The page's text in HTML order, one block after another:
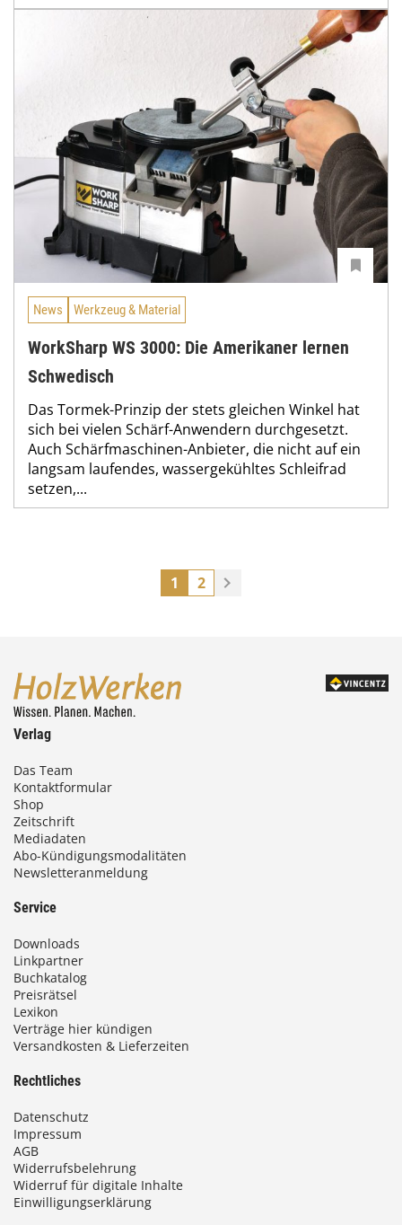
News Werkzeug & Material
WorkSharp WS 3000: Die Amerikaner lernen
Schwedisch
Das Tormek-Prinzip der stets gleichen Winkel hat
sich bei vielen Schärf-Anwendern durchgesetzt.
Auch Schärfmaschinen-Anbieter, die nicht auf ein
langsam laufendes, wassergekühltes Schleifrad
setzen,...
1 2
Verlag
Das Team
Kontaktformular
Shop
Zeitschrift
Mediadaten
Abo-Kündigungsmodalitäten
Newsletteranmeldung
Service
Downloads
Linkpartner
Buchkatalog
Preisrätsel
Lexikon
Verträge hier kündigen
Versandkosten & Lieferzeiten
Rechtliches
Datenschutz
Impressum
AGB
Widerrufsbelehrung
Widerruf für digitale Inhalte
Einwilligungserklärung